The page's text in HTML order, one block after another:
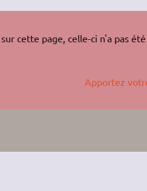
cette page, celle-ci n'a pas
Apportez